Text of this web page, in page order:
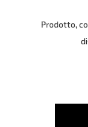
Prodotto,